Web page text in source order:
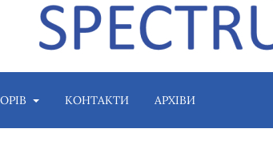
КОНТАКТИ АРХІВИ